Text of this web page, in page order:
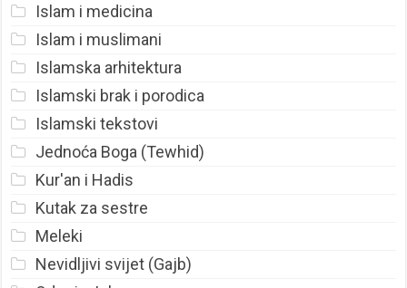
Islam i medicina
Islam i muslimani
Islamska arhitektura
Islamski brak i porodica
Islamski tekstovi
Jednoća Boga (Tewhid)
Kur'an i Hadis
Kutak za sestre
Meleki
Nevidljivi svijet (Gajb)